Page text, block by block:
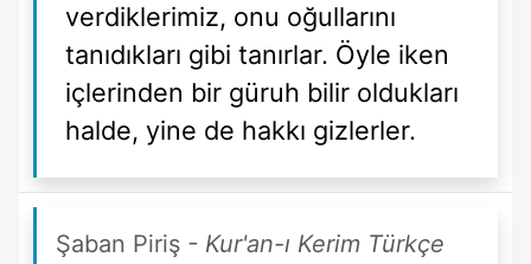
verdiklerimiz, onu oğullarını
tanıdıkları gibi tanırlar. Öyle iken
içlerinden bir güruh bilir oldukları
halde, yine de hakkı gizlerler.
Şaban Piriş - Kur'an-ı Kerim Türkçe